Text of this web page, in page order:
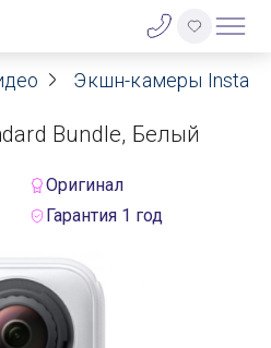
Экшн-камеры
Bundle, Белый
Оригинал
Гарантия 1 год